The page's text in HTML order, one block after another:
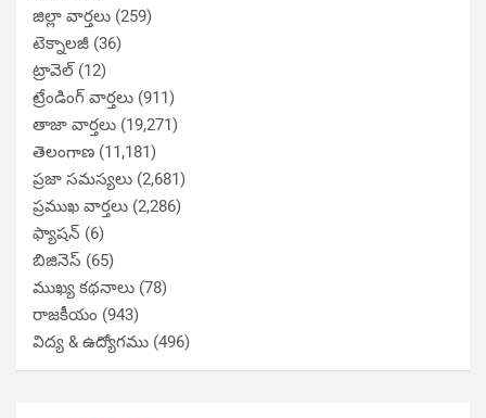
జిల్లా వార్తలు (259)
టెక్నాలజీ (36)
ట్రావెల్(12)
ట్రేండింగ్ వార్తలు (911)
తాజా వార్తలు (19,271)
తెలంగాణ (11,181)
ప్రజా సమస్యలు (2,681)
ప్రముఖ వార్తలు (2,286)
ఫ్యాషన్ (6)
బిజినెస్ (65)
ముఖ్య కథనాలు (78)
రాజకీయం (943)
విద్య & ఉద్యోగము (496)